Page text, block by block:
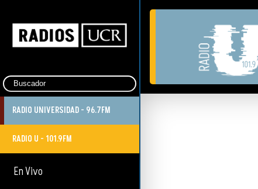
RADIO UNIVERSIDAD - 96.7FM
RADIO U - 101.9FM
En Vivo